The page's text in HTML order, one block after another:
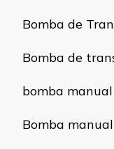
Bomba de
Bomba de
bomba manual
Bomba